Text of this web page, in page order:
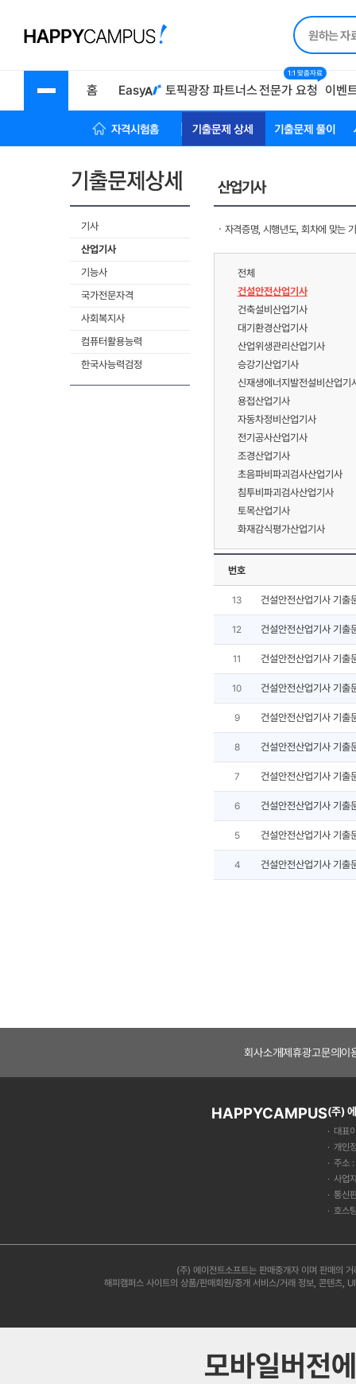
홈 Easy 토픽광장 파트너스전문가 요청
1:1 맞춤자료
이벤
자격시험 홈 기출문제상세 기출문제풀이
기사
산업기사
기능사
국가전문자격
사회복지사
컴퓨터활용능력
한국사능력검정
산업기사
자격증명, 시행년도, 회차에 맞는
전체
건설안전산업기사
건축설비산업기사
대기환경산업기사
산업위생관리산업기사
승강기산업기사
신재생에너지발전설비산업기
용접산업기사
자동차정비산업기사
전기공사산업기사
조경산업기사
초음파비파괴검사산업기사
침투비파괴검사산업기사
토목산업기사
화재감식평가산업기사
번호
13 건설안전산업기사 기출
12 건설안전산업기사 기출
11 건설안전산업기사 기출
10 건설안전산업기사 기출
9 건설안전산업기사 기출
8 건설안전산업기사 기출
7 건설안전산업기사 기출
6 건설안전산업기사 기출
5 건설안전산업기사 기출
4 건설안전산업기사 기출
회사소개제휴광고문의 이
HAPPYCAMPUS(주)
대표
개인
주소
사업
통신
호스
(주) 에이전트소프트는 판매중개자 이며 판매의
해피캠퍼스 사이트의 상품/판매회원/중개 서비스/거래 정보, 콘텐츠,
모바일버전